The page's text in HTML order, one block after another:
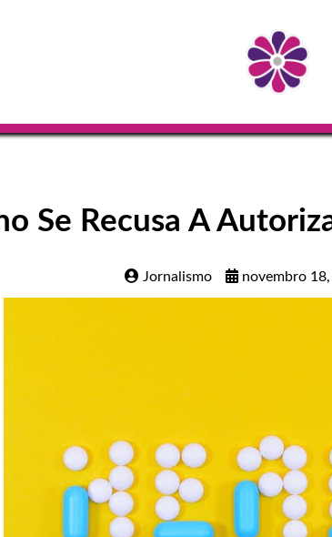
Se Recusa A
Jornalismo novembro